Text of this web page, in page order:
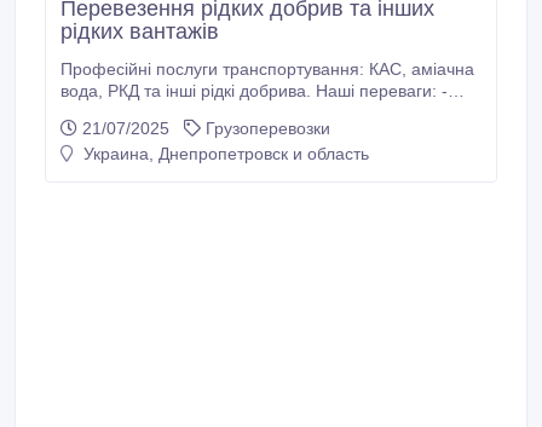
Перевезення рідких добрив та інших
рідких вантажів
Професійні послуги транспортування: КАС, аміачна
вода, РКД та інші рідкі добрива. Наші переваги: -
та досвідом. - Оперативна логістика по Україні -
Повний пакет супровідних документів. - Безпека
21/07/2025
Грузоперевозки
Украина, Днепропетровск и область